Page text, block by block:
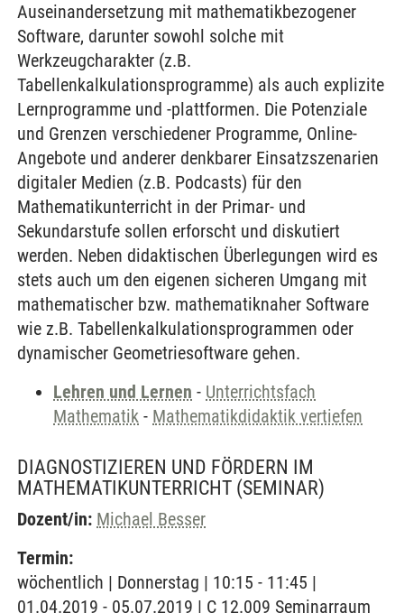
Auseinandersetzung mit mathematikbezogener
Software, darunter sowohl solche mit
Werkzeugcharakter (z.B.
Tabellenkalkulationsprogramme) als auch explizite
Lernprogramme und -plattformen. Die Potenziale
und Grenzen verschiedener Programme, Online-
Angebote und anderer denkbarer Einsatzszenarien
digitaler Medien (z.B. Podcasts) für den
Mathematikunterricht in der Primar- und
Sekundarstufe sollen erforscht und diskutiert
werden. Neben didaktischen Überlegungen wird es
stets auch um den eigenen sicheren Umgang mit
mathematischer bzw. mathematiknaher Software
wie z.B. Tabellenkalkulationsprogrammen oder
dynamischer Geometriesoftware gehen.
Lehren und Lernen - Unterrichtsfach
Mathematik - Mathematikdidaktik vertiefen
DIAGNOSTIZIEREN UND FÖRDERN IM
MATHEMATIKUNTERRICHT (SEMINAR)
Dozent/in: Michael Besser
Termin:
wöchentlich | Donnerstag | 10:15 - 11:45 |
01.04.2019 - 05.07.2019 | C 12.009 Seminarraum